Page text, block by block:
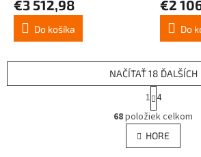
€3 512,98
Do košíka
€2
Do
O
v
l
á
NAČÍTAŤ 18 ĎALŠÍCH
S
t
r
á
n
k
1 4
68položiek celkom
HORE